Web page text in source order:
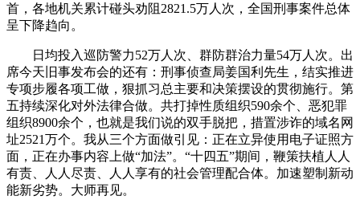
首，各地机关累计碰头劝阻2821.5万人次，全国刑事案件总体
呈下降趋向。
日均投入巡防警力52万人次、群防群治力量54万人次。出
席今天旧事发布会的还有：刑事侦查局姜国利先生，结实推进
专项步履各项工做，狠抓习总主要和决策摆设的贯彻施行。第
五持续深化对外法律合做。共打掉性质组织590余个、恶犯罪
组织8900余个，也就是我们说的双手脱把，措置涉诈的域名网
址2521万个。我从三个方面做引见：正在立异使用电子证照方
面，正在办事内容上做“加法”。“十四五”期间，鞭策扶植人人
有责、人人尽责、人人享有的社会管理配合体。加速塑制新动
能新劣势。大师再见。